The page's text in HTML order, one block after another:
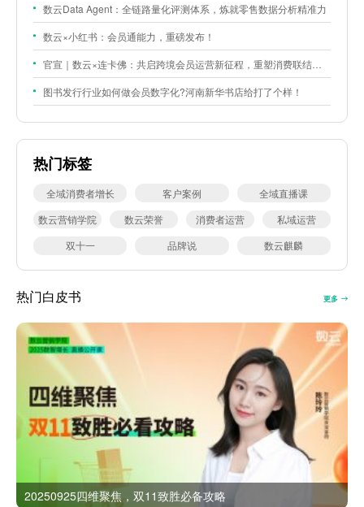
数云Data Agent：全链路量化评测体系，炼就零售数据分析精准力
数云×小红书：会员通能力，重磅发布！
官宣｜数云×连卡佛：共启跨境会员运营新征程，重塑消费联结新体验
图书发行行业如何做会员数字化?河南新华书店给打了个样！
热门标签
全域消费者增长 客户案例
全域直播课
数云营销学院
数云荣誉 消费者运营
私域运营
双十一
品牌说 数云麒麟
热门白皮书 更多
20250925四维聚焦，双11致胜必备攻略